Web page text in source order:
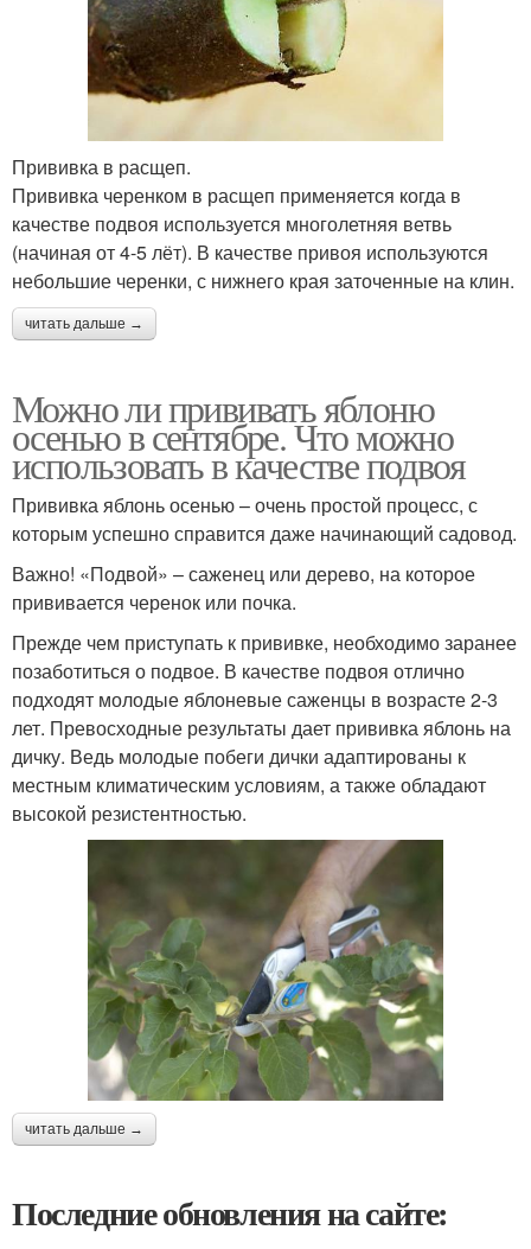
Прививка в расщеп.
Прививка черенком в расщеп применяется когда в
качестве подвоя используется многолетняя ветвь
(начиная от 4-5 лёт). В качестве привоя используются
небольшие черенки, с нижнего края заточенные на клин.
читать дальше →
Можно ли прививать яблоню
осенью в сентябре. Что можно
использовать в качестве подвоя
Прививка яблонь осенью – очень простой процесс, с
которым успешно справится даже начинающий садовод.
Важно! «Подвой» – саженец или дерево, на которое
прививается черенок или почка.
Прежде чем приступать к прививке, необходимо заранее
позаботиться о подвое. В качестве подвоя отлично
подходят молодые яблоневые саженцы в возрасте 2-3
лет. Превосходные результаты дает прививка яблонь на
дичку. Ведь молодые побеги дички адаптированы к
местным климатическим условиям, а также обладают
высокой резистентностью.
читать дальше →
Последние обновления на сайте: